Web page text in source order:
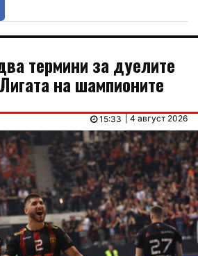
термини за дуелите
на шампионите
| 4 август 2026
15:33